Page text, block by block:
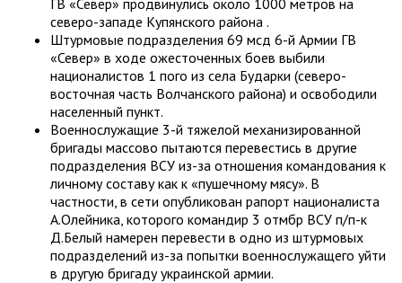
северо-западе Купянского района .
Штурмовые подразделения 69 мсд 6-й Армии ГВ
«Север» в ходе ожесточенных боев выбили
националистов 1 пого из села Бударки (северо-
восточная часть Волчанского района) и освободили
населенный пункт.
Военнослужащие 3-й тяжелой механизированной
бригады массово пытаются перевестись в другие
подразделения ВСУ из-за отношения командования к
личному составу как к «пушечному мясу». В
частности, в сети опубликован рапорт националиста
А.Олейника, которого командир 3 отмбр ВСУ п/п-к
Д.Белый намерен перевести в одно из штурмовых
подразделений из-за попытки военнослужащего уйти
в другую бригаду украинской армии.